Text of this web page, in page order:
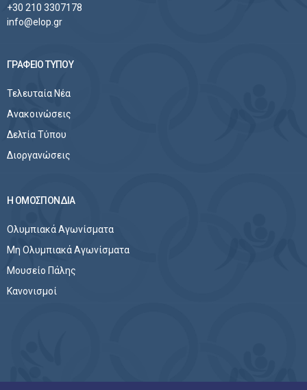
+30 210 3307178
info@elop.gr
ΓΡΑΦΕΙΟ ΤΥΠΟΥ
Τελευταία Νέα
Ανακοινώσεις
Δελτία Τύπου
Διοργανώσεις
Η ΟΜΟΣΠΟΝΔΙΑ
Ολυμπιακά Αγωνίσματα
Μη Ολυμπιακά Αγωνίσματα
Μουσείο Πάλης
Κανονισμοί